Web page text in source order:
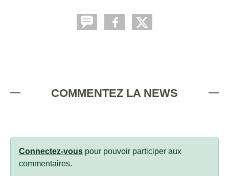
COMMENTEZ LA NEWS
Connectez-vous pour pouvoir participer aux
commentaires.